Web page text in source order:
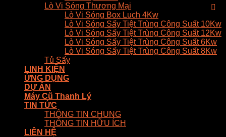
Lò Vi Sóng Thương Mại
Lò Vi Sóng Box Luch 4Kw
Lò Vi Sóng Sấy Tiệt Trùng Công Suất 10Kw
Lò Vi Sóng Sấy Tiệt Trùng Công Suất 12Kw
Lò Vi Sóng Sấy Tiệt Trùng Công Suất 6Kw
Lò Vi Sóng Sấy Tiệt Trùng Công Suất 8Kw
Tủ Sấy
LINH KIỆN
ỨNG DỤNG
DỰ ÁN
Máy Cũ Thanh Lý
TIN TỨC
THÔNG TIN CHUNG
THÔNG TIN HỮU ÍCH
LIÊN HỆ